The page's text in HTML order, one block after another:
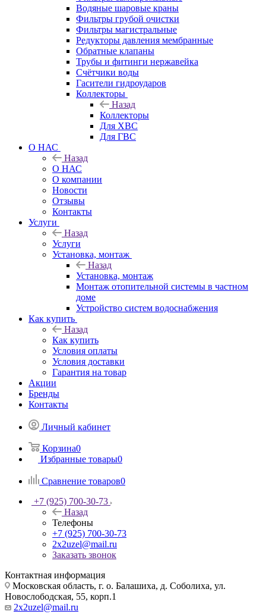
Водяные шаровые краны
Фильтры грубой очистки
Фильтры магистральные
Редукторы давления мембранные
Обратные клапаны
Трубы и фитинги нержавейка
Счётчики воды
Гасители гидроударов
Коллекторы
Назад
Коллекторы
Для ХВС
Для ГВС
О НАС
Назад
О НАС
О компании
Новости
Отзывы
Контакты
Услуги
Назад
Услуги
Установка, монтаж
Назад
Установка, монтаж
Монтаж отопительной системы в частном
доме
Устройство систем водоснабжения
Как купить
Назад
Как купить
Условия оплаты
Условия доставки
Гарантия на товар
Акции
Бренды
Контакты
Личный кабинет
Корзина0
Избранные товары0
Сравнение товаров0
+7 (925) 700-30-73
Назад
Телефоны
+7 (925) 700-30-73
2x2uzel@mail.ru
Заказать звонок
Контактная информация
Московская область, г. о. Балашиха, д. Соболиха, ул.
Новослободская, 55, корп.1
2x2uzel@mail.ru